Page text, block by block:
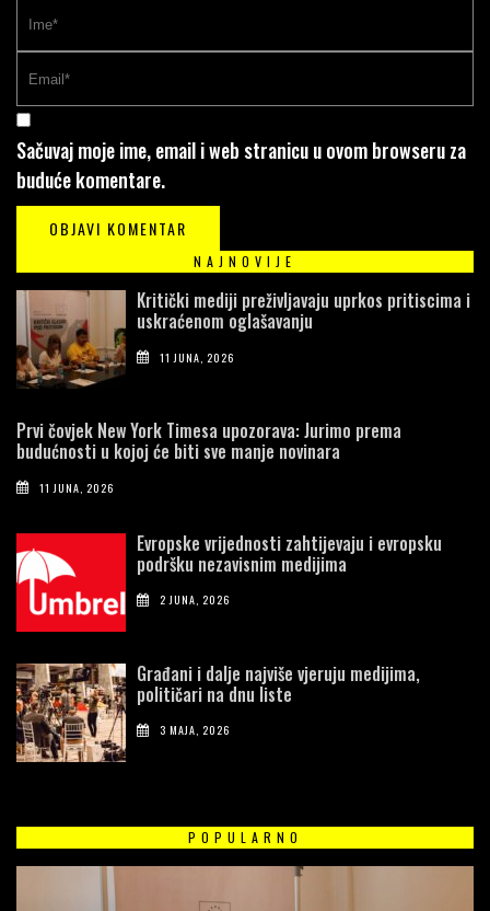
Sačuvaj moje ime, email i web stranicu u ovom browseru za
buduće komentare.
NAJNOVIJE
Kritički mediji preživljavaju uprkos pritiscima i
uskraćenom oglašavanju
11 JUNA, 2026
Prvi čovjek New York Timesa upozorava: Jurimo prema
budućnosti u kojoj će biti sve manje novinara
11 JUNA, 2026
Evropske vrijednosti zahtijevaju i evropsku
podršku nezavisnim medijima
2 JUNA, 2026
Građani i dalje najviše vjeruju medijima,
političari na dnu liste
3 MAJA, 2026
POPULARNO